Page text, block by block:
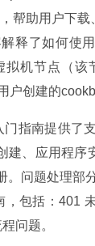
，帮助用户下
释了如何使
拟机节点（该
户创建的
指南提供了
建、应用程序
。问题处理部
，包括：401
问题。